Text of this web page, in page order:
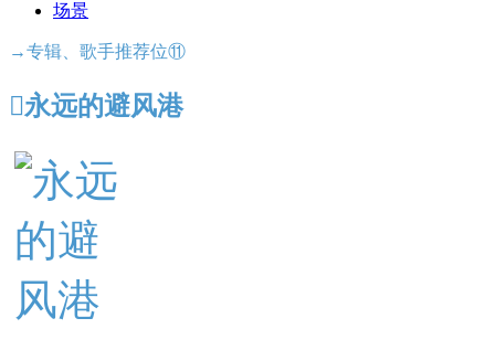
场景
→专辑、歌手推荐位⑪
永远的避风港